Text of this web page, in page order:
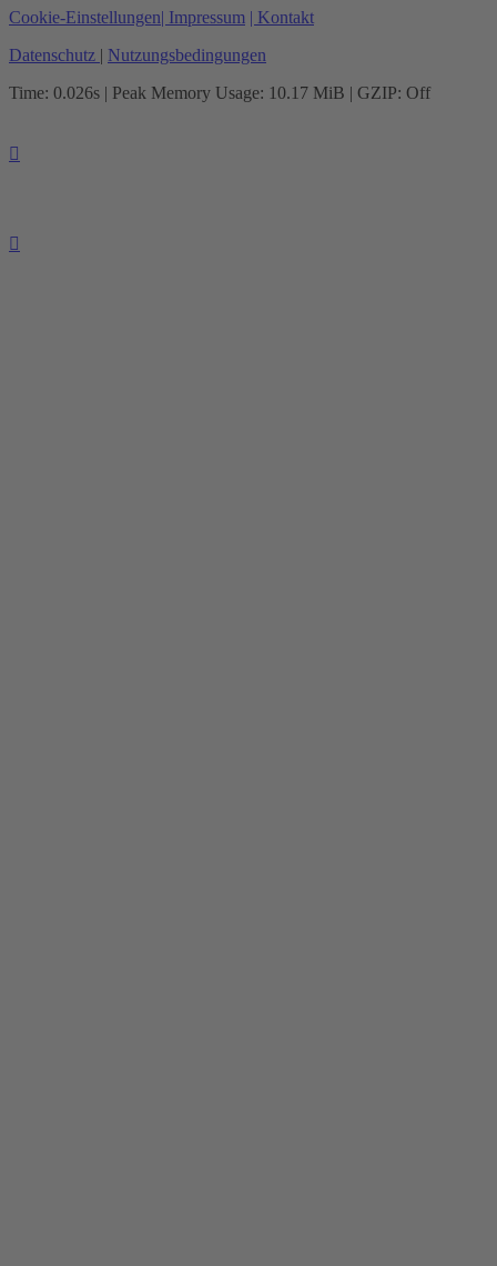
Cookie-Einstellungen| Impressum | Kontakt
Datenschutz | Nutzungsbedingungen
Time: 0.026s | Peak Memory Usage: 10.17 MiB | GZIP: Off